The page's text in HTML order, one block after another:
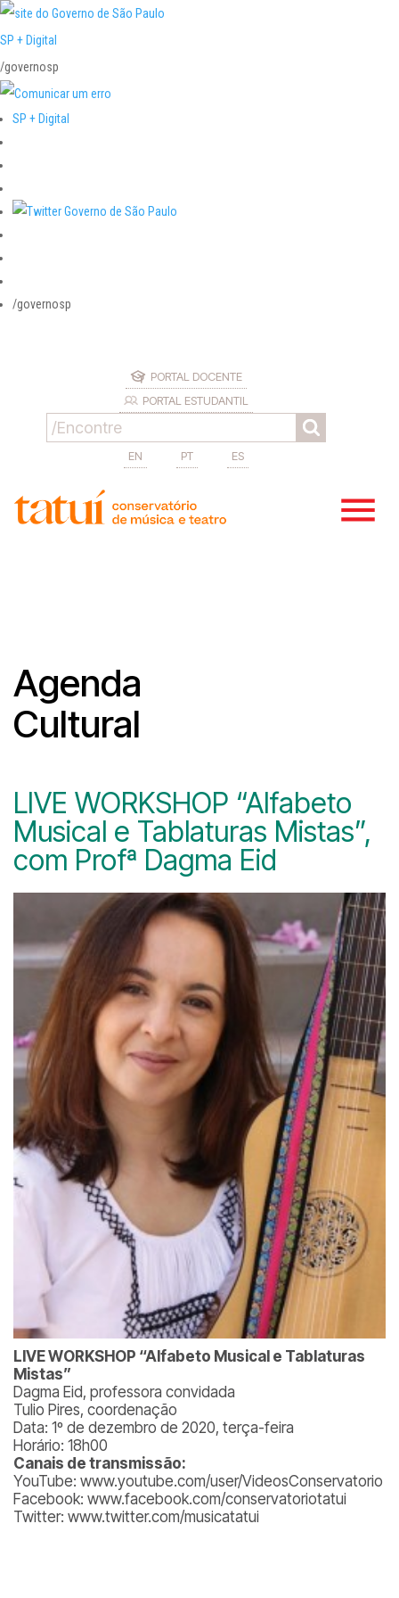
SP + Digital
/governosp
SP + Digital
/governosp
PORTAL DOCENTE
PORTAL ESTUDANTIL
EN PT ES
Agenda
Cultural
LIVE WORKSHOP “Alfabeto
Musical e Tablaturas Mistas”,
com Profª Dagma Eid
LIVE WORKSHOP “Alfabeto Musical e Tablaturas
Mistas”
Dagma Eid, professora convidada
Tulio Pires, coordenação
Data: 1º de dezembro de 2020, terça-feira
Horário: 18h00
Canais de transmissão:
YouTube: www.youtube.com/user/VideosConservatorio
Facebook: www.facebook.com/conservatoriotatui
Twitter: www.twitter.com/musicatatui